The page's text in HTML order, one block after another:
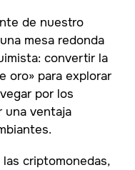
de nuestro
mesa redonda
convertir la
oro» para explorar
por los
una ventaja
criptomonedas,